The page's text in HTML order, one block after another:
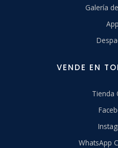
Galería
VENDE EN
Tienda
WhatsApp